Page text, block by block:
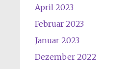
April 2023
Februar 2023
Januar 2023
Dezember 2022